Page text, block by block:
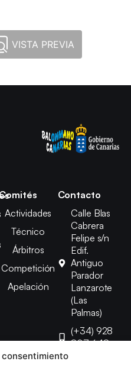
VISTA PREVIA
Comités
Actividades
Técnico
Árbitros
Competición
Apelación
Contacto
Calle Blas
Cabrera
Felipe s/n
Edif.
Antiguo
Parador
Lanzarote
(Las
Palmas)
(+34) 928
807 648